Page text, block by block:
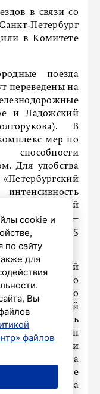
в связи со
в Комитете
поезда
переведены на
и Ладожский
В
мер по
Для удобства
дням —
2–2,5
временный
стороны 3-го
метро
обеспечить
групп
усилили
а на
Рыбацкое
кнопки вызова
cookie и
по сайту
для
Вы
файлов